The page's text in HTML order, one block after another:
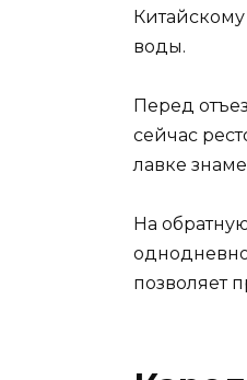
воды.
Перед
сейчас
лавке
На
позволяет